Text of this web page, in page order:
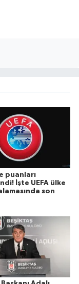
puanları
İşte UEFA ülke
son